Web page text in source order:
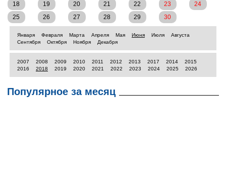
18
19 20 21 22 23
24
25
26 27 28 29 30
Января Февраля Марта Апреля Мая Июня Июля
Августа
Сентября
Октября Ноября Декабря
2007 2008 2009 2010 2011 2012 2013 2017 2014
2015
2016
2018 2019 2020 2021 2022 2023 2024 2025 2026
Популярное за месяц